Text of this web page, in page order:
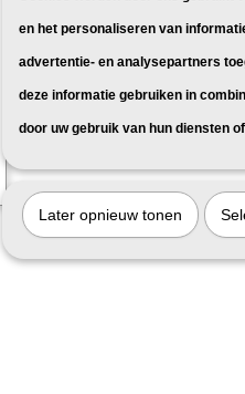
en het personaliseren van
advertentie- en analysepartners
deze informatie gebruiken in
door uw gebruik van hun diensten
Later opnieuw tonen